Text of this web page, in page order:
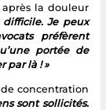
la douleur
difficile. Je peux
préfèrent
portée de
par là ! »
concentration
sont sollicités.